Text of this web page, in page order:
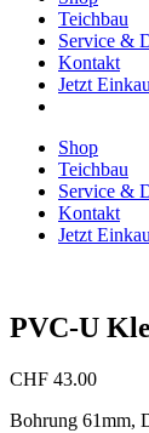
Teichbau
Service &
Kontakt
Jetzt
Shop
Teichbau
Service &
Kontakt
Jetzt
PVC-U
CHF 43.00
Bohrung 61mm,